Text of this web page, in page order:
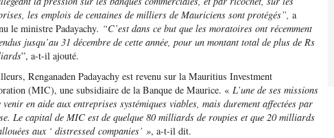
les emplois de centaines de milliers de Mauriciens sont protégés”, a
le ministre Padayachy. “C’est dans ce but que les moratoires ont récemment
jusqu’au 31 décembre de cette année, pour un montant total de plus de Rs
”, a-t-il ajouté.
Renganaden Padayachy est revenu sur la Mauritius Investment
(MIC), une subsidiaire de la Banque de Maurice. « L’une de ses missions
venir en aide aux entreprises systémiques viables, mais durement affectées par
Le capital de MIC est de quelque 80 milliards de roupies et que 20 milliards
aux ‘ distressed companies’ », a-t-il dit.